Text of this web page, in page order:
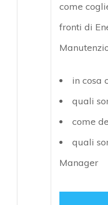
come
fronti di
in cosa
quali
come
quali
Manager